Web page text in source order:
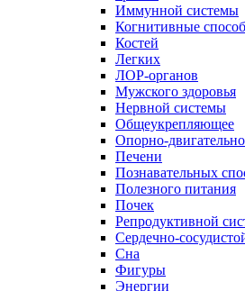
Иммунной системы
Когнитивные
Костей
Легких
ЛОР-органов
Мужского здоровья
Нервной системы
Общеукрепляющее
Опорно-
Печени
Познавательных
Полезного питания
Почек
Репродуктивной
Сердечно-
Сна
Фигуры
Энергии